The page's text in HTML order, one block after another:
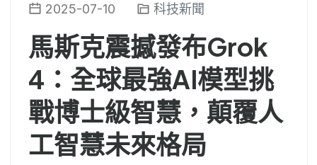
2025-07-10
科技新聞
馬斯克震撼發布Grok
4：全球最強AI模型挑
戰博士級智慧，顛覆人
工智慧未來格局